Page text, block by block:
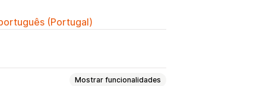
(Portugal)
Mostrar funcionalidades